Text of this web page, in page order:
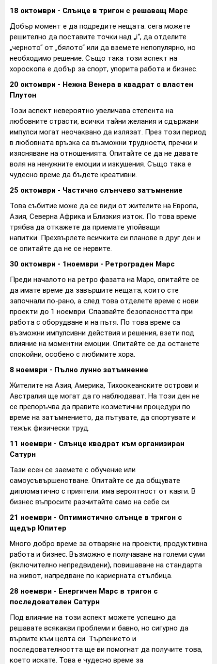
18 октомври - Слънце в тригон с решаващ Марс
Добър момент е да подредите нещата: сега можете
решително да поставите точки над „i“, да отделите
„черното“ от „бялото“ или да вземете непопулярно, но
необходимо решение. Също така този аспект на
хороскопа е добър за спорт, упорита работа и бизнес.
20 октомври - Нежна Венера в квадрат с властен
Плутон
Този аспект невероятно увеличава степента на
любовните страсти, всички тайни желания и сдържани
импулси могат неочаквано да излязат. През този период
в любовната връзка са възможни трудности, пречки и
изясняване на отношенията. Опитайте се да не давате
воля на ненужните емоции и изкушения. Също така е
чудесно време да бъдете креативни.
25 октомври - Частично слънчево затъмнение
Това събитие може да се види от жителите на Европа,
Азия, Северна Африка и Близкия изток. По това време
трябва да откажете да приемате упойващи
напитки. Прехвърлете всичките си планове в друг ден и
се опитайте да не се нервите.
30 октомври - 1ноември - Ретрограден Марс
Преди началото на ретро фазата на Марс, опитайте се
да имате време да завършите нещата, които сте
започнали по-рано, а след това отделете време с нови
проекти до 1 ноември. Спазвайте безопасността при
работа с оборудване и на пътя. По това време са
възможни импулсивни действия и решения, взети под
влияние на моментни емоции. Опитайте се да останете
спокойни, особено с любимите хора.
8 ноември - Пълно лунно затъмнение
Жителите на Азия, Америка, Тихоокеанските острови и
Австралия ще могат да го наблюдават. На този ден не
се препоръчва да правите козметични процедури по
време на затъмнението, да пътувате, да спортувате и
тежък физически труд.
11 ноември - Слънце квадрат към организиран
Сатурн
Тази есен се заемете с обучение или
самоусъвършенстване. Опитайте се да общувате
дипломатично с приятели: има вероятност от кавги. В
бизнес въпросите разчитайте само на себе си.
21 ноември - Оптимистично слънце в тригон с
щедър Юпитер
Много добро време за отваряне на проекти, продуктивна
работа и бизнес. Възможно е получаване на големи суми
(включително непредвидени), повишаване на стандарта
на живот, напредване по кариерната стълбица.
28 ноември - Енергичен Марс в тригон с
последователен Сатурн
Под влияние на този аспект можете успешно да
решавате всякакви проблеми и бавно, но сигурно да
вървите към целта си. Търпението и
последователността ще ви помогнат да получите това,
което искате. Това е чудесно време за